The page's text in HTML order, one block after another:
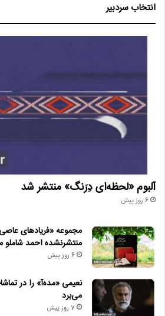
انتخاب سردبیر
آلبوم «لحظه‌ای دِرَنگ» منتشر شد
6 روز پیش
مجموعه «فریادهای
منتشرنشده احمد شاملو
6 روز پیش
نعیمی «مده‌آ» را در
می‌برد
7 روز پیش